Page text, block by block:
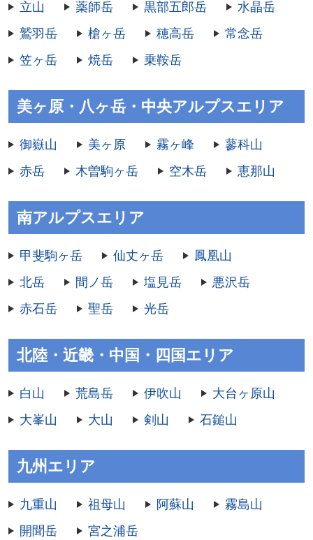
立山
薬師岳 黒部五郎岳
水晶岳
鷲羽岳
槍ヶ岳 穂高岳
常念岳
笠ヶ岳
焼岳 乗鞍岳
美ヶ原・八ヶ岳・中央アルプスエリア
御嶽山 美ヶ原 霧ヶ峰
蓼科山
赤岳
木曽駒ヶ岳 空木岳 恵那山
南アルプスエリア
甲斐駒ヶ岳 仙丈ヶ岳
鳳凰山
北岳
間ノ岳 塩見岳
悪沢岳
赤石岳
聖岳 光岳
北陸・近畿・中国・四国エリア
白山 荒島岳 伊吹山
大台ヶ原山
大峯山
大山 剣山 石鎚山
九州エリア
九重山 祖母山 阿蘇山
霧島山
開聞岳
宮之浦岳